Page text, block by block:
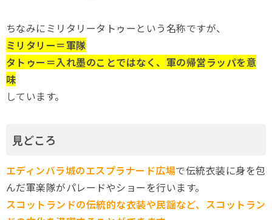
ちなみにミリタリータトゥーという名称ですが、
ミリタリー＝軍隊
タトゥー＝入れ墨のことではなく、軍の帰営ラッパを意
味
しています。
見どころ
エディンバラ城のエスプラナード広場で伝統衣装に身を包
んだ軍楽隊がパレードやショーを行います。
スコットランドの伝統的な衣装や民謡など、スコットラン